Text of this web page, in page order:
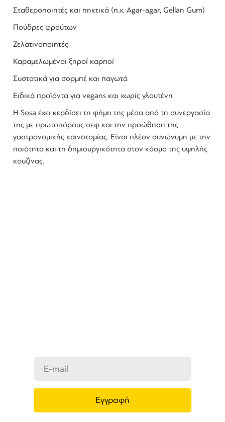
Σταθεροποιητές και πηκτικά (π.χ. Agar-agar, Gellan Gum)
Πούδρες φρούτων
Ζελατινοποιητές
Καραμελωμένοι ξηροί καρποί
Συστατικά για σορμπέ και παγωτά
Ειδικά προϊόντα γιαvegans και χωρίς γλουτένη
ΗSosa έχει κερδίσει τη φήμη της μέσα από τη συνεργασία
της με πρωτοπόρους σεφ και την προώθηση της
γαστρονομικής καινοτομίας. Είναι πλέον συνώνυμη με την
ποιότητα και τη δημιουργικότητα στον κόσμο της υψηλής
κουζίνας.